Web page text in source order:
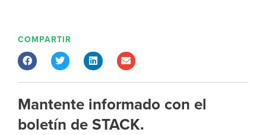
COMPARTIR
Mantente informado con el
boletín de STACK.